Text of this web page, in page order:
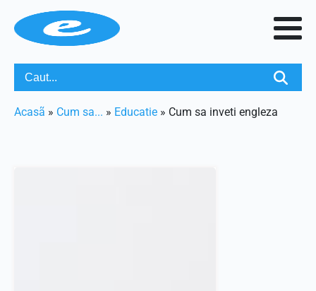
Acasã » Cum sa... » Educatie » Cum sa inveti engleza